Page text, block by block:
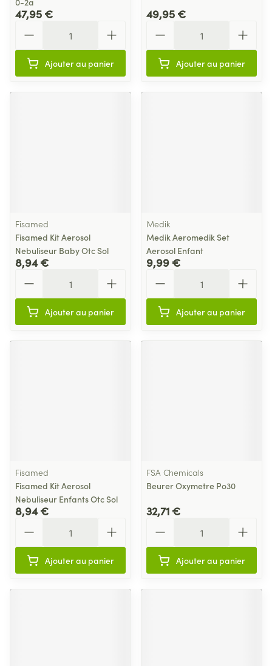
47,95 €
Ajouter au panier
49,95 €
Ajouter au panier
Fisamed
Fisamed Kit Aerosol
Nebuliseur Baby Otc Sol
8,94 €
Ajouter au panier
Medik
Medik Aeromedik Set
Aerosol Enfant
9,99 €
Ajouter au panier
Fisamed
Fisamed Kit Aerosol
Nebuliseur Enfants Otc Sol
8,94 €
Ajouter au panier
FSA Chemicals
Beurer Oxymetre Po30
32,71 €
Ajouter au panier